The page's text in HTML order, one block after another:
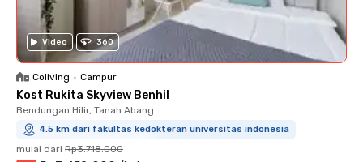
Video 360
Coliving • Campur
Kost Rukita Skyview Benhil
Bendungan Hilir, Tanah Abang
4.5 km dari fakultas kedokteran universitas indonesia
mulai dari Rp3.718.000